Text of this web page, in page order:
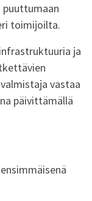
puuttumaan
toimijoilta.
ja
vastaa
päivittämällä